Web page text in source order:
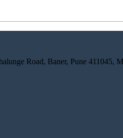
Road, Baner, Pune 411045,